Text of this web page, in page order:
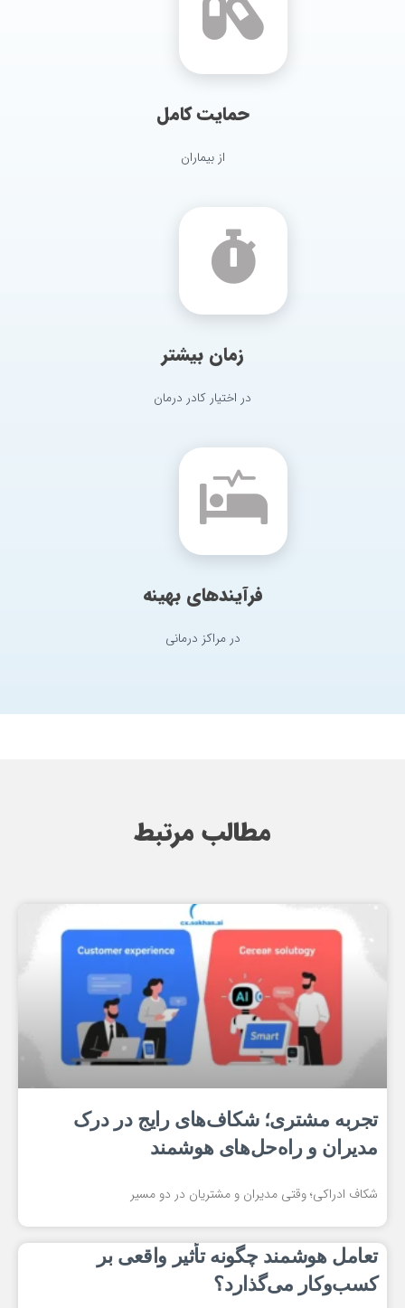
حمایت کامل
از بیماران
زمان بیشتر
در اختیار کادر درمان
فرآیندهای بهینه
در مراکز درمانی
مطالب مرتبط
تجربه مشتری؛ شکاف‌های رایج در درک
مدیران و راه‌حل‌های هوشمند
شکاف ادراکی؛ وقتی مدیران و مشتریان در دو مسیر
تعامل هوشمند چگونه تأثیر واقعی بر
کسب‌وکار می‌گذارد؟